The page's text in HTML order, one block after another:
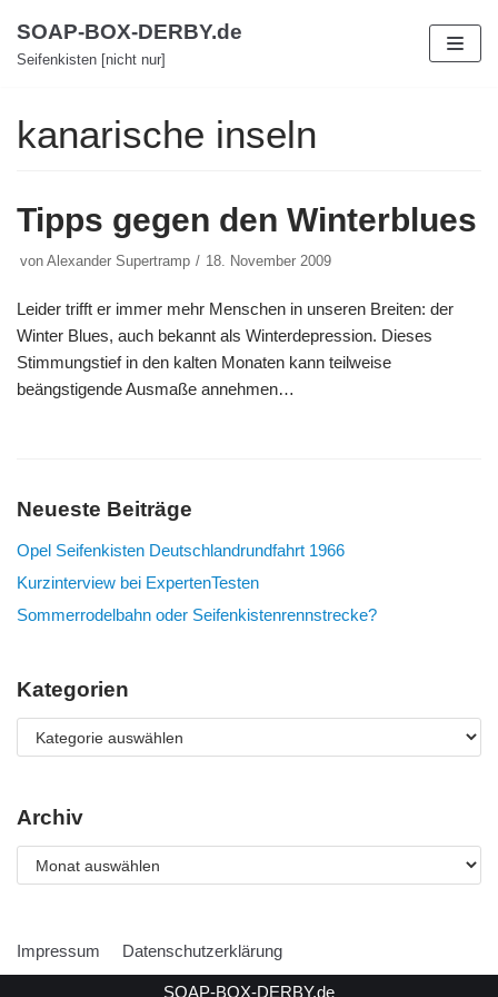
Zum
Inhalt
SOAP-BOX-DERBY.de
Seifenkisten [nicht nur]
kanarische inseln
Tipps gegen den Winterblues
von Alexander Supertramp 18. November 2009
Leider trifft er immer mehr Menschen in unseren Breiten: der
Winter Blues, auch bekannt als Winterdepression. Dieses
Stimmungstief in den kalten Monaten kann teilweise
beängstigende Ausmaße annehmen…
Neueste Beiträge
Opel Seifenkisten Deutschlandrundfahrt 1966
Kurzinterview bei ExpertenTesten
Sommerrodelbahn oder Seifenkistenrennstrecke?
Kategorien
Archiv
Impressum Datenschutzerklärung
SOAP-BOX-DERBY.de